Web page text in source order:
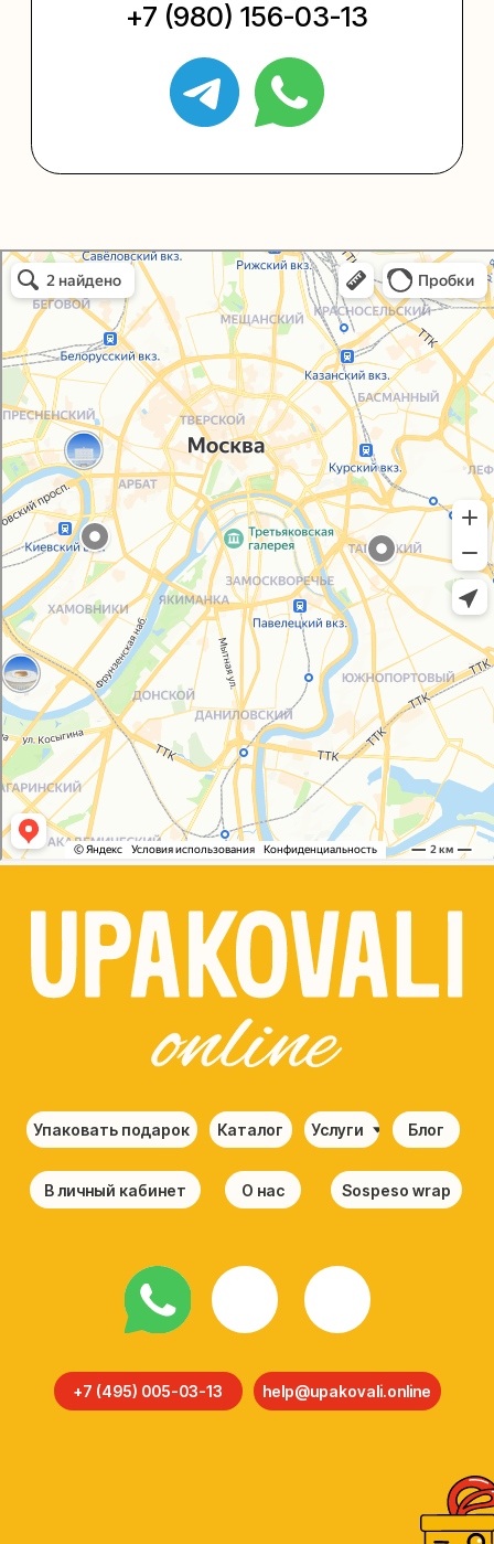
Упаковали Онлайн в Москве
Москва
© 2021-2025, ООО "УПАКОВАЛИ ОНЛАЙН"
Сайт разработалаbogachevas
help@upakovali.online
+7 (495) 005-03-13